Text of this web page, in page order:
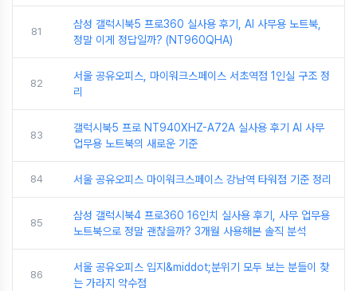
81
삼성 갤럭시북5 프로360 실사용 후기, AI 사무용 노트북,
정말 이게 정답일까? (NT960QHA)
82
서울 공유오피스, 마이워크스페이스 서초역점 1인실 구조 정
리
83
갤럭시북5 프로 NT940XHZ-A72A 실사용 후기 AI 사무
업무용 노트북의 새로운 기준
84 서울 공유오피스 마이워크스페이스 강남역 타워점 기준 정리
85
삼성 갤럭시북4 프로360 16인치 실사용 후기, 사무 업무용
노트북으로 정말 괜찮을까? 3개월 사용해본 솔직 분석
86
서울 공유오피스 입지&middot;분위기 모두 보는 분들이 찾
는 가라지 약수점